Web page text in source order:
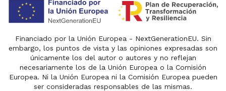
Financiado por la Unión Europea - NextGenerationEU. Sin
embargo, los puntos de vista y las opiniones expresadas son
únicamente los del autor o autores y no reflejan
necesariamente los de la Unión Europea o la Comisión
Europea. Ni la Unión Europea ni la Comisión Europea pueden
ser consideradas responsables de las mismas.